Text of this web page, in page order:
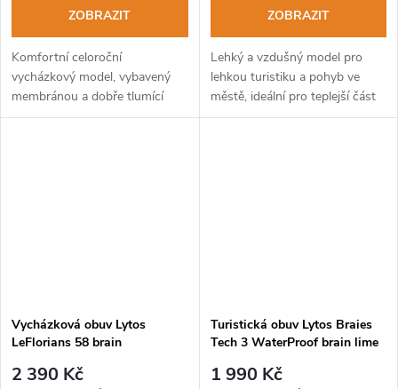
ZOBRAZIT
Komfortní celoroční
vycházkový model, vybavený
membránou a dobře tlumící
podešví pro maximální komfort
ZOBRAZIT
Lehký a vzdušný model pro
lehkou turistiku a pohyb ve
městě, ideální pro teplejší část
roku.
Vycházková obuv Lytos
LeFlorians 58 brain
2 390 Kč
Turistická obuv Lytos Braies
Tech 3 WaterProof brain lime
1 990 Kč